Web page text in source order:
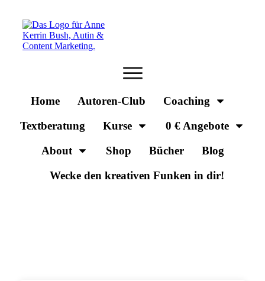
Home Autoren-Club
Coaching
Textberatung
Kurse
0 € Angebote
About
Shop Bücher
Blog
Wecke den kreativen Funken in dir!